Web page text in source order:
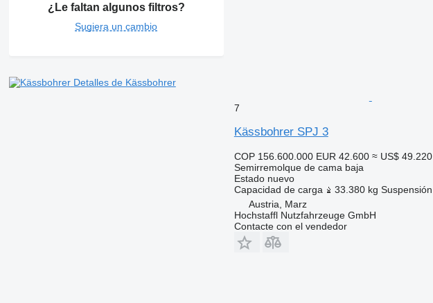
¿Le faltan algunos filtros?
Sugiera un cambio
Detalles de Kässbohrer
7
Kässbohrer SPJ 3
COP 156.600.000 EUR 42.600 ≈ US$ 49.220
Semirremolque de cama baja
Estadonuevo
Capacidad de carga
33.380 kg Suspensión
Austria, Marz
Hochstaffl Nutzfahrzeuge GmbH
Contacte con el vendedor